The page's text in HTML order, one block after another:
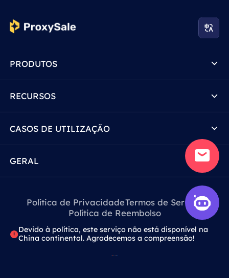
PRODUTOS
RECURSOS
CASOS DE UTILIZAÇÃO
GERAL
Política de PrivacidadeTermos de Serviço
Política de Reembolso
Devido à política, este serviço não está disponível na
China continental. Agradecemos a compreensão!